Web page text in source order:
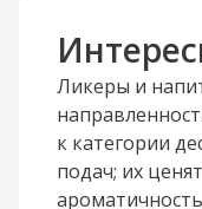
празднике или
сладкому
добавляет
профиль
дружелюбным
Ликеры и
к категории
подач; их